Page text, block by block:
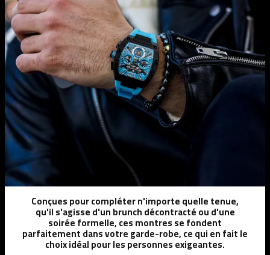
Conçues pour compléter n'importe quelle tenue,
qu'il s'agisse d'un brunch décontracté ou d'une
soirée formelle, ces montres se fondent
parfaitement dans votre garde-robe, ce qui en fait le
choix idéal pour les personnes exigeantes.